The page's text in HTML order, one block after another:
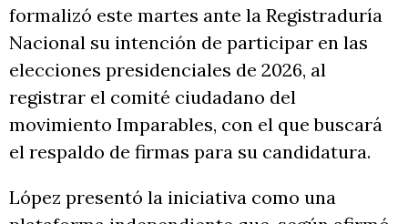
formalizó este martes ante la Registraduría
Nacional su intención de participar en las
elecciones presidenciales de 2026, al
registrar el comité ciudadano del
movimiento Imparables, con el que buscará
el respaldo de firmas para su candidatura.
López presentó la iniciativa como una